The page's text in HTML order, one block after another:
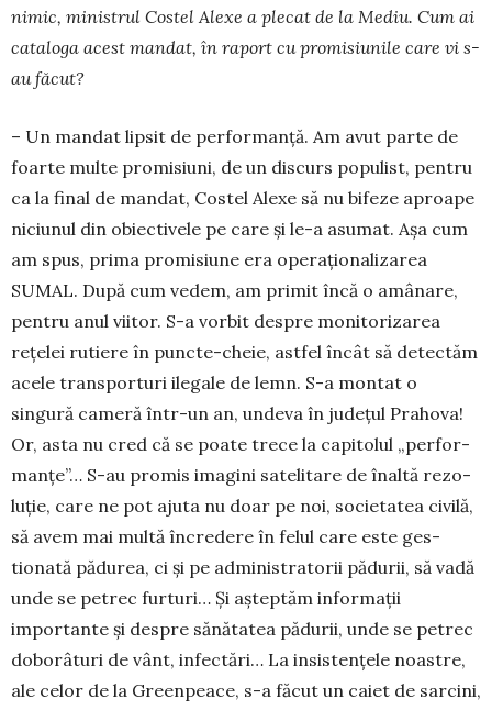
nimic, ministrul Costel Alexe a plecat de la Mediu. Cum ai
cataloga acest mandat, în ra­port cu promisiunile care vi s-
au făcut?
– Un mandat lipsit de performanță. Am avut parte de
foarte multe promisiuni, de un discurs popu­­list, pentru
ca la final de mandat, Costel Alexe să nu bifeze aproape
niciunul din obiectivele pe care și le-a asumat. Așa cum
am spus, prima pro­misiune era operaționalizarea
SUMAL. După cum ve­dem, am primit încă o amânare,
pentru anul vii­tor. S-a vorbit despre monitorizarea
rețelei rutiere în punc­te-cheie, astfel încât să detectăm
acele trans­­porturi ilegale de lemn. S-a montat o
singură ca­meră în­tr-un an, undeva în județul Prahova!
Or, asta nu cred că se poate trece la capitolul „per­for­
man­țe”… S-au promis imagini satelitare de înaltă rezo­
luție, care ne pot ajuta nu doar pe noi, so­cie­tatea civilă,
să avem mai multă încredere în felul care este ges­
tionată pădurea, ci și pe administratorii pă­du­rii, să vadă
unde se petrec furturi… Și aștep­tăm infor­ma­ții
importante și despre sănătatea pădu­rii, unde se petrec
doborâturi de vânt, infectări… La insis­ten­țe­le noastre,
ale celor de la Greenpeace, s-a fă­cut un caiet de sarcini,